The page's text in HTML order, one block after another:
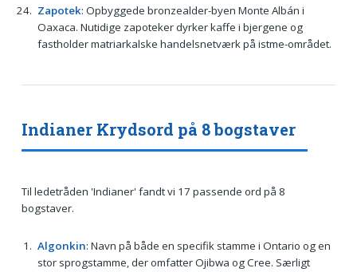
Zapotek: Opbyggede bronzealder-byen Monte Albán i
Oaxaca. Nutidige zapoteker dyrker kaffe i bjergene og
fastholder matriarkalske handelsnetværk på istme-området.
Indianer Krydsord på 8 bogstaver
Til ledetråden 'Indianer' fandt vi 17 passende ord på 8
bogstaver.
Algonkin: Navn på både en specifik stamme i Ontario og en
stor sprogstamme, der omfatter Ojibwa og Cree. Særligt